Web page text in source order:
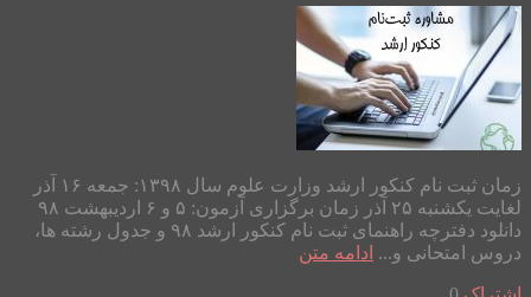
زمان ثبت نام کنکور ارشد وزارت علوم سال ۱۳۹۸: جمعه ۱۶ آذر
لغایت یکشنبه ۲۵ آذر زمان برگزاری آزمون: ۵ و ۶ اردیبهشت ۹۸
دانلود دفترچه راهنمای ثبت نام کنکور ارشد ۹۸ و جدول رشته ها،
دروس امتحانی و... ادامه متن